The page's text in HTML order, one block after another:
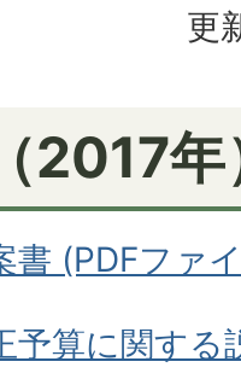
更
2017年
書 (PDFファ
予算に関する